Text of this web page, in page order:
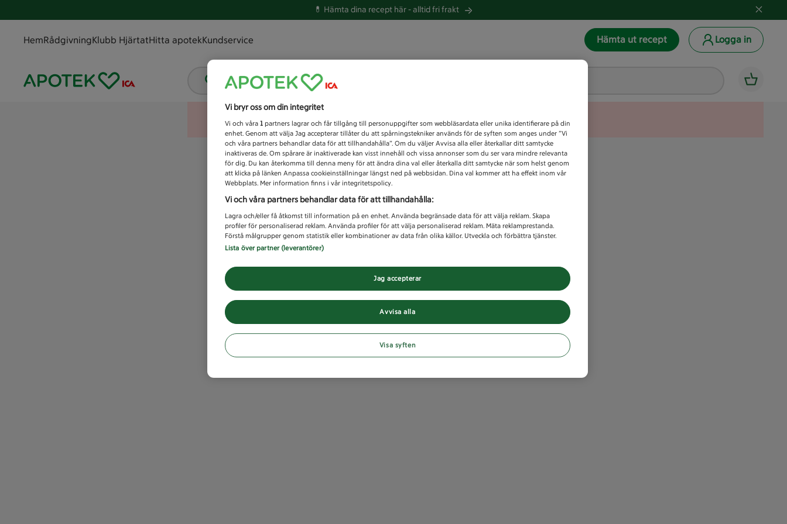
💊 Hämta dina recept här -alltid fri frakt
HemRådgivningKlubb HjärtatHitta apotekKundservice Hämta ut recept Logga in
Vad letar du efter idag?
Unknown error
Vi bryr oss om din integritet
Vi och våra 1 partners lagrar och får tillgång till personuppgifter som webbläsardata eller unika identifierare på din
enhet. Genom att välja Jag accepterar tillåter du att spårningstekniker används för de syften som anges under ”Vi
och våra partners behandlar data för att tillhandahålla”. Om du väljer Avvisa alla eller återkallar ditt samtycke
inaktiveras de. Om spårare är inaktiverade kan visst innehåll och vissa annonser som du ser vara mindre relevanta
för dig. Du kan återkomma till denna meny för att ändra dina val eller återkalla ditt samtycke när som helst genom
att klicka på länken Anpassa cookieinställningar längst ned på webbsidan. Dina val kommer att ha effekt inom vår
Webbplats. Mer information finns i vår integritetspolicy.
Vi och våra partners behandlar data för att tillhandahålla:
Lagra och/eller få åtkomst till information på en enhet. Använda begränsade data för att välja reklam. Skapa
profiler för personaliserad reklam. Använda profiler för att välja personaliserad reklam. Mäta reklamprestanda.
Förstå målgrupper genom statistik eller kombinationer av data från olika källor. Utveckla och förbättra tjänster.
Lista över partner (leverantörer)
Avvisa alla
Jag accepterar
Visa syften